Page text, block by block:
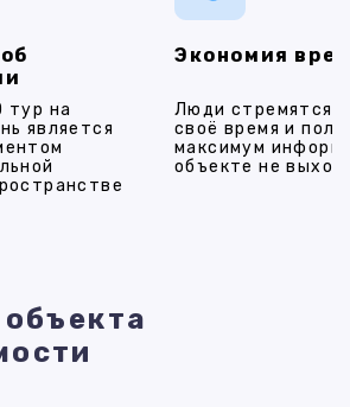
тур на
является
Экономия
Люди стремятся
своё время и
максимум
объекте не